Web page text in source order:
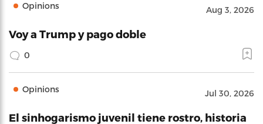
Opinions Aug 3, 2026
Voy a Trump y pago doble
0
Opinions Jul 30, 2026
El sinhogarismo juvenil tiene rostro, historia